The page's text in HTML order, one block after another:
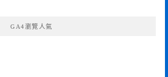
GA4瀏覽人氣